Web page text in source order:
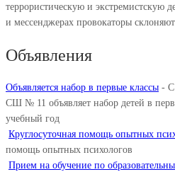
террористическую и экстремистскую
и мессенджерах провокаторы
Объявления
Объявляется набор в первые классы - С
СШ № 11 объявляет набор детей в
учебный год
Круглосуточная помощь опытных
помощь опытных психологов
Прием на обучение по